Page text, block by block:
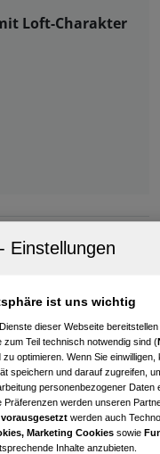
Loft-Charakter
ist uns wichtig
dieser Webseite
zum Teil technisch notwendig sind (
zu optimieren. Wenn Sie
speichern und darauf zugreifen,
personenbezogener
Präferenzen werden unseren
werden auch
Marketing Cookies sowie
Inhalte anzubieten.